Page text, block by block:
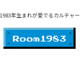
1983年生まれが愛でるカルチャー